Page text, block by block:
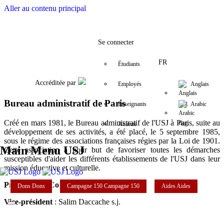
Aller au contenu principal
FacebookTwitter
Accréditée par
Se connecter
Étudiants
Employés
Enseignants
Alumni
FR
Anglais
Arabic
Main Menu USJ
Dons Dons Campagne 150 Campagne 150 AidesAides
Bureau administratif de Paris
Créé en mars 1981, le Bureau administratif de l'USJ à Paris, suite au
développement de ses activités, a été placé, le 5 septembre 1985,
sous le régime des associations françaises régies par la Loi de 1901.
Cette association a pour but de favoriser toutes les démarches
susceptibles d'aider les différents établissements de l'USJ dans leur
mission éducative et culturelle.
Président du Conseil: François Boëdec s.j.
Vice-président : Salim Daccache s.j.